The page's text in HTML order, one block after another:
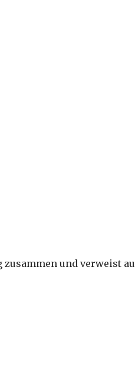
und verweist